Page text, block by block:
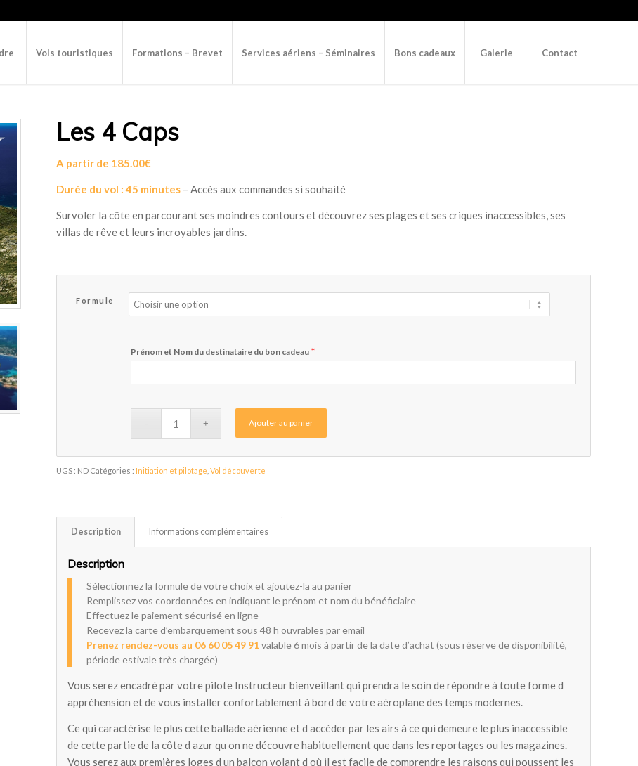
Vols touristiques Formations – Brevet Services aériens – Séminaires Bons cadeaux Galerie Contact
Les 4 Caps
A partir de 185.00€
Durée du vol : 45 minutes – Accès aux commandes si souhaité
Survoler la côte en parcourant ses moindres contours et découvrez ses plages et ses criques inaccessibles, ses
villas de rêve et leurs incroyables jardins.
Formule
Prénom et Nom du destinataire du bon cadeau *
Ajouter au panier
UGS : ND Catégories : Initiation et pilotage ,Vol découverte
Description Informations complémentaires
Description
Sélectionnez la formule de votre choix et ajoutez-la au panier
Remplissez vos coordonnées en indiquant le prénom et nom du bénéficiaire
Effectuez le paiement sécurisé en ligne
Recevez la carte d’embarquement sous 48 h ouvrables par email
Prenez rendez-vous au 06 60 05 49 91valable 6 mois à partir de la date d’achat (sous réserve de disponibilité,
période estivale très chargée)
Vous serez encadré par votre pilote Instructeur bienveillant qui prendra le soin de répondre à toute forme d
appréhension et de vous installer confortablement à bord de votre aéroplane des temps modernes.
Ce qui caractérise le plus cette ballade aérienne et d accéder par les airs à ce qui demeure le plus inaccessible
de cette partie de la côte d azur qu on ne découvre habituellement que dans les reportages ou les magazines.
Vous serez aux premières loges d un balcon volant d où il est facile de comprendre les raisons qui poussent les